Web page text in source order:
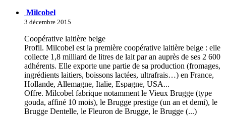
Milcobel
3 décembre 2015
Coopérative laitière belge
Profil. Milcobel est la première coopérative laitière belge : elle
collecte 1,8 milliard de litres de lait par an auprès de ses 2 600
adhérents. Elle exporte une partie de sa production (fromages,
ingrédients laitiers, boissons lactées, ultrafrais…) en France,
Hollande, Allemagne, Italie, Espagne, USA...
Offre. Milcobel fabrique notamment le Vieux Brugge (type
gouda, affiné 10 mois), le Brugge prestige (un an et demi), le
Brugge Dentelle, le Fleuron de Brugge, le Brugge (...)